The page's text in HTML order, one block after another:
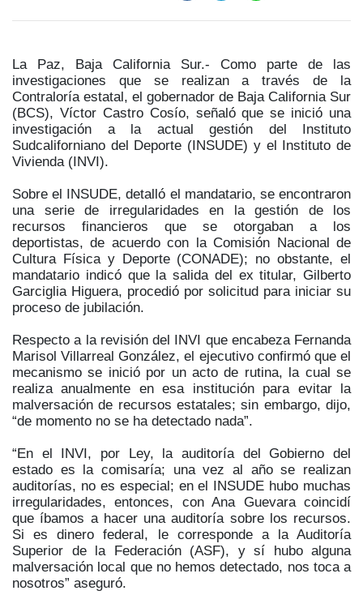
La Paz, Baja California Sur.- Como parte de las
investigaciones que se realizan a través de la
Contraloría estatal, el gobernador de Baja California Sur
(BCS), Víctor Castro Cosío, señaló que se inició una
investigación a la actual gestión del Instituto
Sudcaliforniano del Deporte (INSUDE) y el Instituto de
Vivienda (INVI).
Sobre el INSUDE, detalló el mandatario, se encontraron
una serie de irregularidades en la gestión de los
recursos financieros que se otorgaban a los
deportistas, de acuerdo con la Comisión Nacional de
Cultura Física y Deporte (CONADE); no obstante, el
mandatario indicó que la salida del ex titular, Gilberto
Garciglia Higuera, procedió por solicitud para iniciar su
proceso de jubilación.
Respecto a la revisión del INVI que encabeza Fernanda
Marisol Villarreal González, el ejecutivo confirmó que el
mecanismo se inició por un acto de rutina, la cual se
realiza anualmente en esa institución para evitar la
malversación de recursos estatales; sin embargo, dijo,
“de momento no se ha detectado nada”.
“En el INVI, por Ley, la auditoría del Gobierno del
estado es la comisaría; una vez al año se realizan
auditorías, no es especial; en el INSUDE hubo muchas
irregularidades, entonces, con Ana Guevara coincidí
que íbamos a hacer una auditoría sobre los recursos.
Si es dinero federal, le corresponde a la Auditoría
Superior de la Federación (ASF), y sí hubo alguna
malversación local que no hemos detectado, nos toca a
nosotros” aseguró.